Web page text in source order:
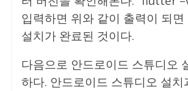
입력하면 위와 같이 출력이 되면
설치가 완료된 것이다.
다음으로 안드로이드 스튜디오
하다. 안드로이드 스튜디오 설치